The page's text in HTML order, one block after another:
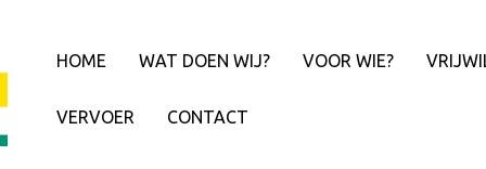
HOME WAT DOEN WIJ? VOOR WIE?
VERVOER CONTACT